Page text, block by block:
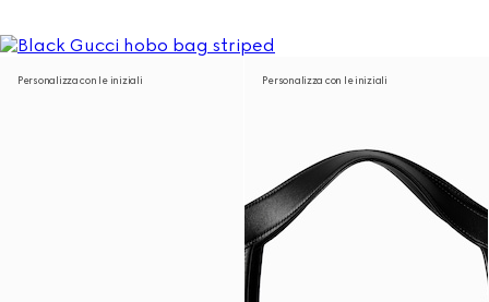
Personalizza con le iniziali Personalizza con le iniziali